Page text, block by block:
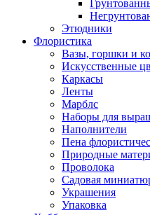
Этюдники
Флористика
Вазы, горшки и
Искусственные
Каркасы
Ленты
Марблс
Наборы для
Наполнители
Пена
Природные
Проволока
Садовая
Украшения
Упаковка